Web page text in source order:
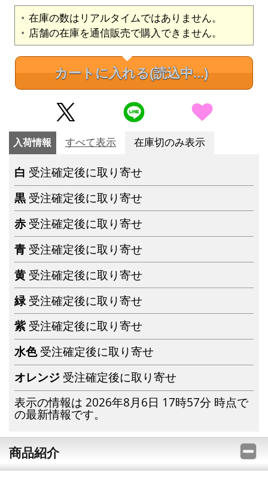
在庫の数はリアルタイムではありません。
店舗の在庫を通信販売で購入できません。
カートに入れる(読込中...)
入荷情報 すべて表示 在庫切のみ表示
白 受注確定後に取り寄せ
黒 受注確定後に取り寄せ
赤 受注確定後に取り寄せ
青 受注確定後に取り寄せ
黄 受注確定後に取り寄せ
緑 受注確定後に取り寄せ
紫 受注確定後に取り寄せ
水色 受注確定後に取り寄せ
オレンジ 受注確定後に取り寄せ
表示の情報は 2026年8月6日 17時57分 時点で
の最新情報です。
商品紹介